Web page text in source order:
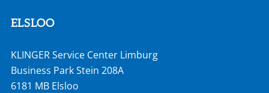
ELSLOO
KLINGER Service Center Limburg
Business Park Stein 208A
6181 MB Elsloo